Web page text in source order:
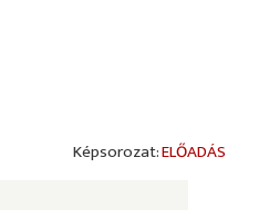
ELŐADÁS